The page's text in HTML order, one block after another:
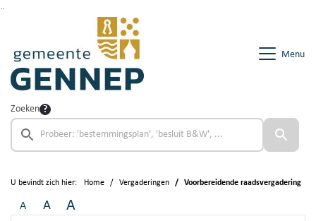
Menu
Zoeken
U bevindt zich hier: Home Vergaderingen Voorbereidende raadsvergadering
A A A